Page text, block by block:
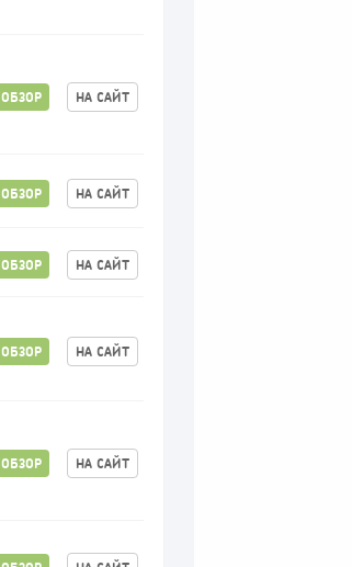
ОБЗОР НА САЙТ
ОБЗОР НА САЙТ
ОБЗОР НА САЙТ
ОБЗОР НА САЙТ
ОБЗОР НА САЙТ